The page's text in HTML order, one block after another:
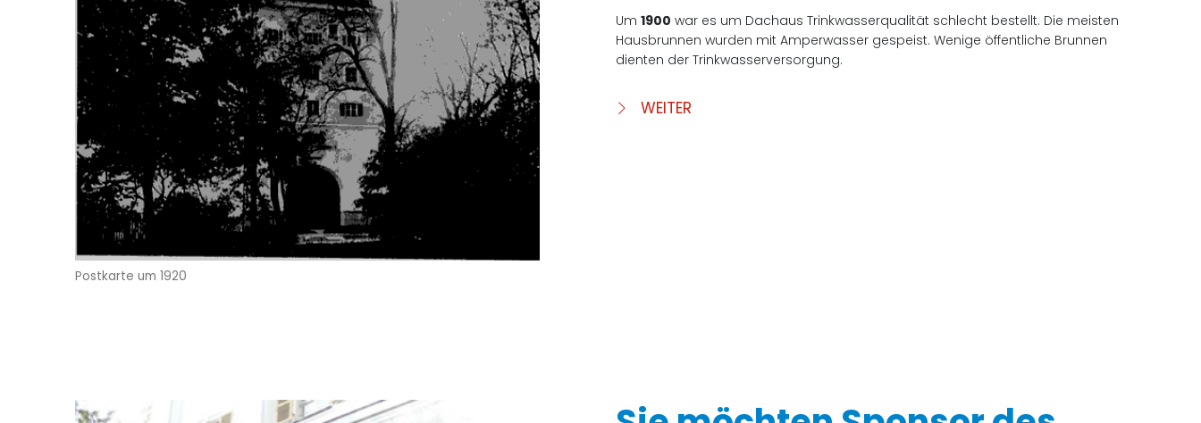
Postkarte um 1920
Um 1900 war es um Dachaus Trinkwasserqualität schlecht bestellt. Die meisten
Hausbrunnen wurden mit Amperwasser gespeist. Wenige öffentliche Brunnen
dienten der Trinkwasserversorgung.
WEITER